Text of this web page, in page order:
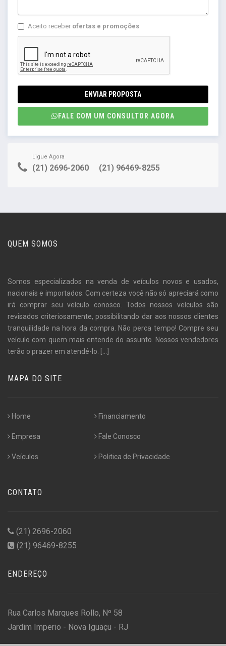
Aceito receber ofertas e promoções
ENVIAR PROPOSTA
FALE COM UM CONSULTOR AGORA
Ligue Agora
(21) 2696-2060 (21) 96469-8255
QUEM SOMOS
Somos especializados na venda de veículos novos e usados,
nacionais e importados. Com certeza você não só apreciará como
irá comprar seu veículo conosco. Todos nossos veículos são
revisados criteriosamente, possibilitando dar aos nossos clientes
tranquilidade na hora da compra. Não perca tempo! Compre seu
veículo com quem mais entende do assunto. Nossos vendedores
terão o prazer em atendê-lo.
MAPA DO SITE
Home
Empresa
Veículos
Financiamento
Fale Conosco
Politica de Privacidade
CONTATO
(21) 2696-2060
(21) 96469-8255
ENDEREÇO
Rua Carlos Marques Rollo, Nº 58
Jardim Imperio - Nova Iguaçu - RJ